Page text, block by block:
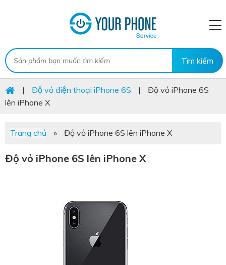
| Độ vỏ điện thoại iPhone 6S |
Độ vỏ iPhone 6S
lên iPhone X
Trang chủ » Độ vỏ iPhone 6S lên iPhone X
Độ vỏ iPhone 6S lên iPhone X